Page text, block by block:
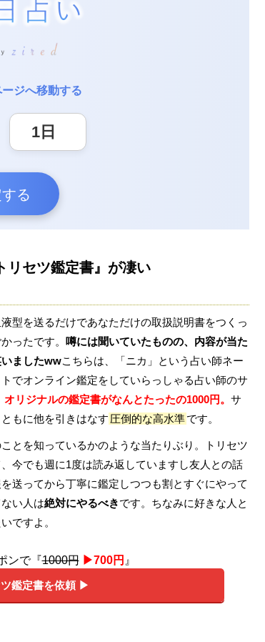
ジへ移動する
る
リセツ鑑定書』が凄い
型を送るだけであなただけの取扱説明書をつくっ
ったです。 噂には聞いていたものの、内容が当た
いましたwwこちらは、「ニカ」という占い師ネー
でオンライン鑑定をしていらっしゃる占い師のサ
オリジナルの鑑定書がなんとたったの1000円。 サ
もに他を引きはなす 圧倒的な高水準です。
とを知っているかのような当たりぶり。トリセツ
今でも週に1度は読み返していますし友人との話
送ってから丁寧に鑑定しつつも割とすぐにやって
い人は絶対にやるべきです。ちなみに好きな人と
ですよ。
ンで『1000円 ▶︎700円 』
鑑定書を依頼 ▶︎